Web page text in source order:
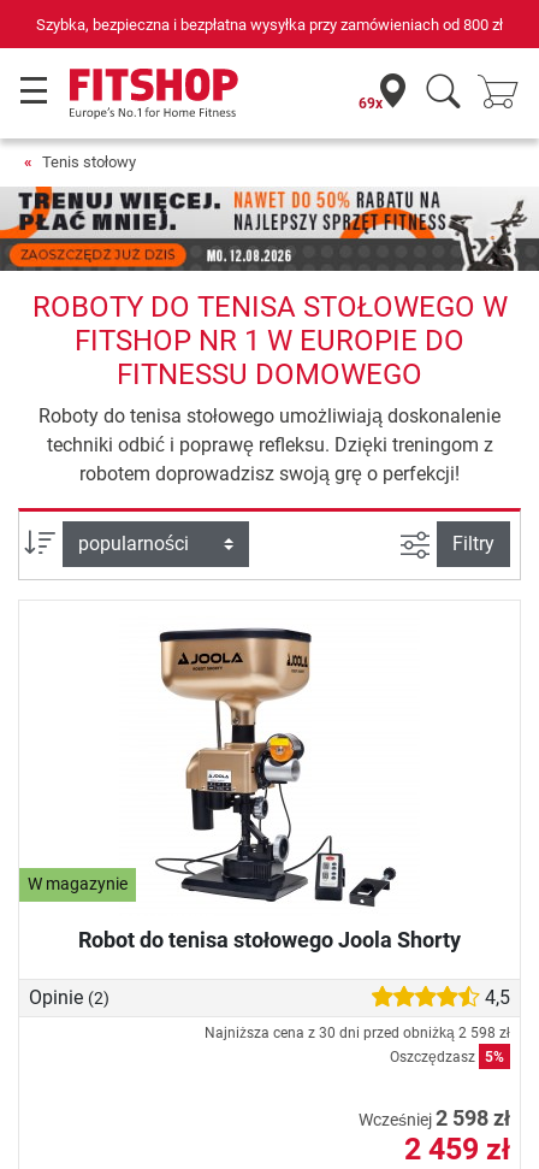
Szybka, bezpieczna i bezpłatna wysyłka przy zamówieniach od 800 zł
69x
Tenis stołowy
ROBOTY DO TENISA STOŁOWEGO W
FITSHOP NR 1 W EUROPIE DO
FITNESSU DOMOWEGO
Roboty do tenisa stołowego umożliwiają doskonalenie
techniki odbić i poprawę refleksu. Dzięki treningom z
robotem doprowadzisz swoją grę o perfekcji!
sortuj wg: Filtruj widok
Filtry
W magazynie
Robot do tenisa stołowego Joola Shorty
Opinie (2) 4,5
Najniższa cena z 30 dni przed obniżką 2 598 zł
Oszczędzasz 5%
Wcześniej2 598 zł
2 459 zł